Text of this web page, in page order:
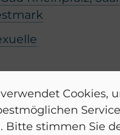
Coo­kies,
Bitte stim­men Sie